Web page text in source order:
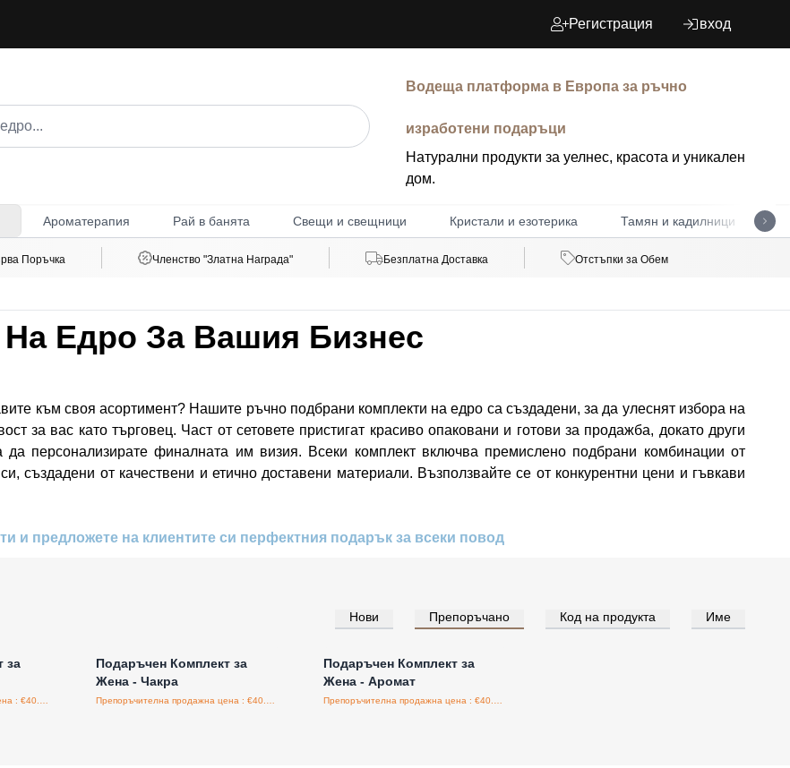
Регистрация вход
Водеща платформа в Европа за ръчно
изработени подаръци
Натурални продукти за уелнес, красота и уникален
дом.
Ароматерапия Рай в банята Свещи и свещници Кристали и езотерика Тамян и кадилници
Поръчка Членство "Златна Награда" Безплатна Доставка Отстъпки за Обем
Едро За Вашия Бизнес
към своя асортимент? Нашите ръчно подбрани комплекти на едро са създадени, за да улеснят избора на
за вас като търговец. Част от сетовете пристигат красиво опаковани и готови за продажба, докато други
да персонализирате финалната им визия. Всеки комплект включва премислено подбрани комбинации от
създадени от качествени и етично доставени материали. Възползвайте се от конкурентни цени и гъвкави
и предложете на клиентите си перфектния подарък за всеки повод
Нови Препоръчано Код на продукта Име
за
Подаръчен Комплект за
Жена - Чакра
Влезте за цени на едро
Подаръчен Комплект за
Жена - Аромат